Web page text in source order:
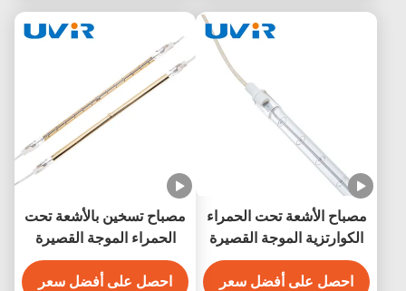
مصباح الأشعة تحت الحمراء
الكوارتزية الموجة القصيرة
500 واط 230 فولت للتدفئة
الصناعية
احصل على أفضل سعر
مصباح تسخين بالأشعة تحت
الحمراء الموجة القصيرة
R7S 1200W 220V
احصل على أفضل سعر